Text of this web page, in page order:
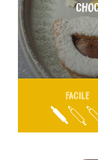
FACILE